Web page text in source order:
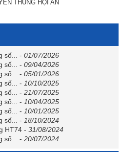
THÚNG HỘI AN
- 01/07/2026
- 09/04/2026
- 05/01/2026
- 10/10/2025
- 21/07/2025
- 10/04/2025
- 10/01/2025
- 18/10/2024
HT74 - 31/08/2024
- 20/07/2024